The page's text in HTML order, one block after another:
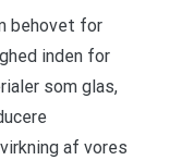
behovet for
inden for
som glas,
af vores